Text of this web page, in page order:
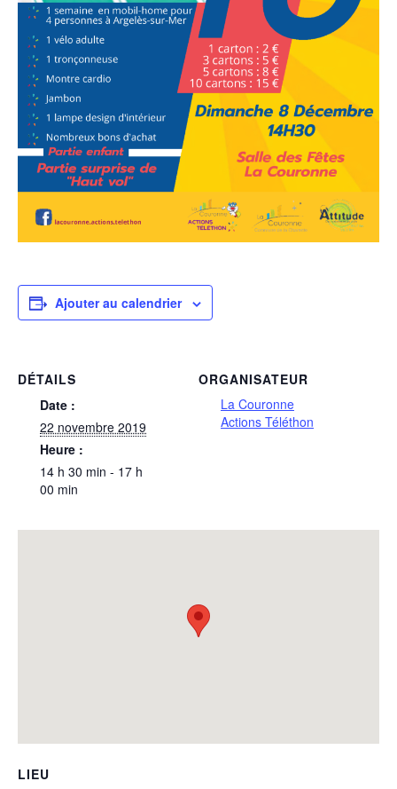
Ajouter au calendrier
DÉTAILS
Date :
22 novembre 2019
Heure :
14 h 30 min - 17 h
00 min
ORGANISATEUR
La Couronne
Actions Téléthon
LIEU